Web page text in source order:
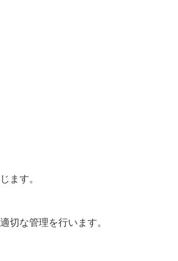
ます。
切な管理を行います。